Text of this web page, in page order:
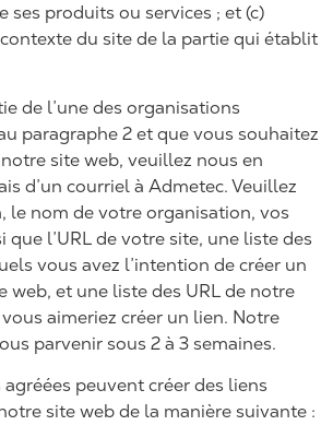
ses produits ou services ; et (c)
du site de la partie qui établit
de l’une des organisations
paragraphe 2 et que vous souhaitez
site web, veuillez nous en
d’un courriel à Admetec. Veuillez
le nom de votre organisation, vos
que l’URL de votre site, une liste des
vous avez l’intention de créer un
web, et une liste des URL de notre
aimeriez créer un lien. Notre
parvenir sous 2 à 3 semaines.
peuvent créer des liens
site web de la manière suivante :